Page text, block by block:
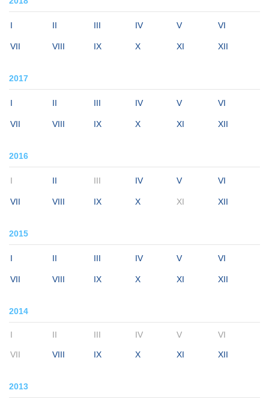
I II III IV V VI
VII VIII IX X XI XII
2017
I II III IV V VI
VII VIII IX X XI XII
2016
I II III IV V VI
VII VIII IX X XI XII
2015
I II III IV V VI
VII VIII IX X XI XII
2014
I II III IV V VI
VII VIII IX X XI XII
2013